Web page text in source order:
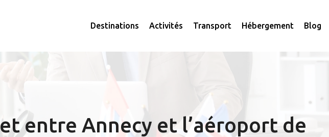
Destinations Activités Transport Hébergement Blog
entre Annecy et l’aéroport de